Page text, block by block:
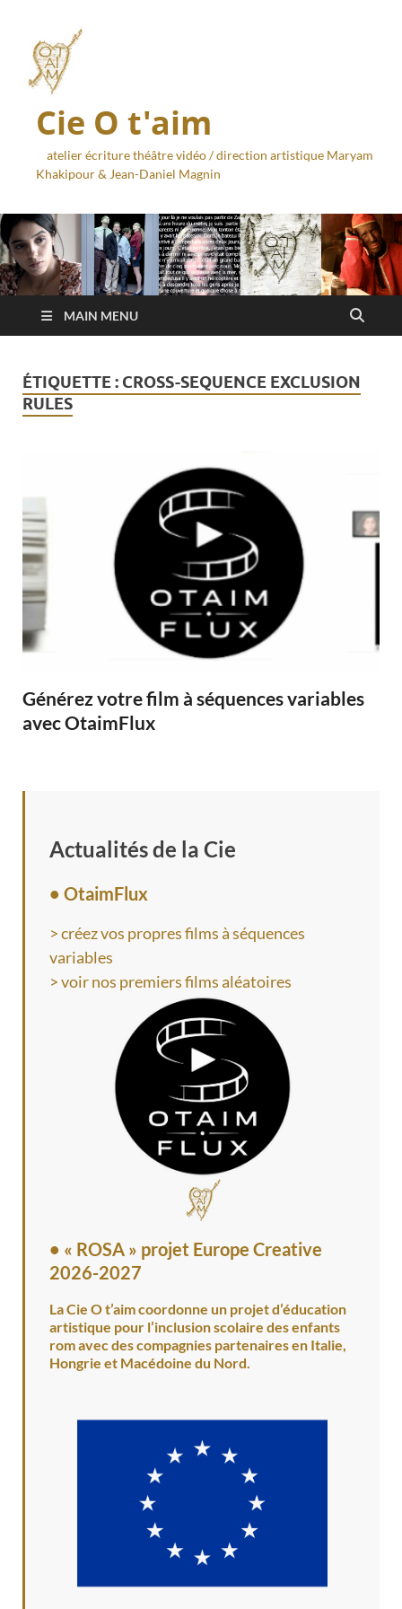
Cie O t'aim
atelier écriture théâtre vidéo / direction artistique Maryam
Khakipour & Jean-Daniel Magnin
MAIN MENU
ÉTIQUETTE : CROSS-SEQUENCE EXCLUSION
RULES
Générez votre film à séquences variables
avec OtaimFlux
Actualités de la Cie
• OtaimFlux
> créez vos propres films à séquences
variables
> voir nos premiers films aléatoires
• « ROSA » projet Europe Creative
2026-2027
La Cie O t’aim coordonne un projet d’éducation
artistique pour l’inclusion scolaire des enfants
rom avec des compagnies partenaires en Italie,
Hongrie et Macédoine du Nord.